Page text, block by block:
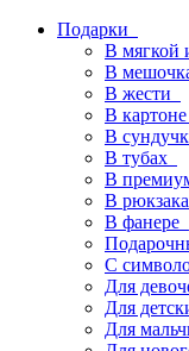
Подарки
В мягкой
В
В жести
В картоне
В
В тубах
В
В
В фанере
С
Для
Для
Для